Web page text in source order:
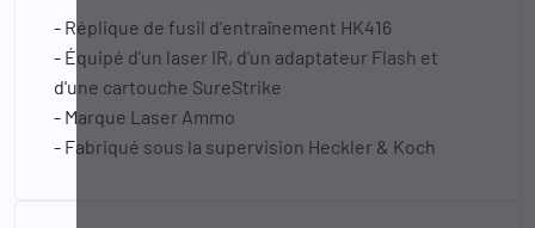
- Réplique de fusil d'entraînement HK416
- Équipé d'un laser IR, d'un adaptateur Flash et
d'une cartouche SureStrike
- Marque Laser Ammo
- Fabriqué sous la supervision Heckler & Koch